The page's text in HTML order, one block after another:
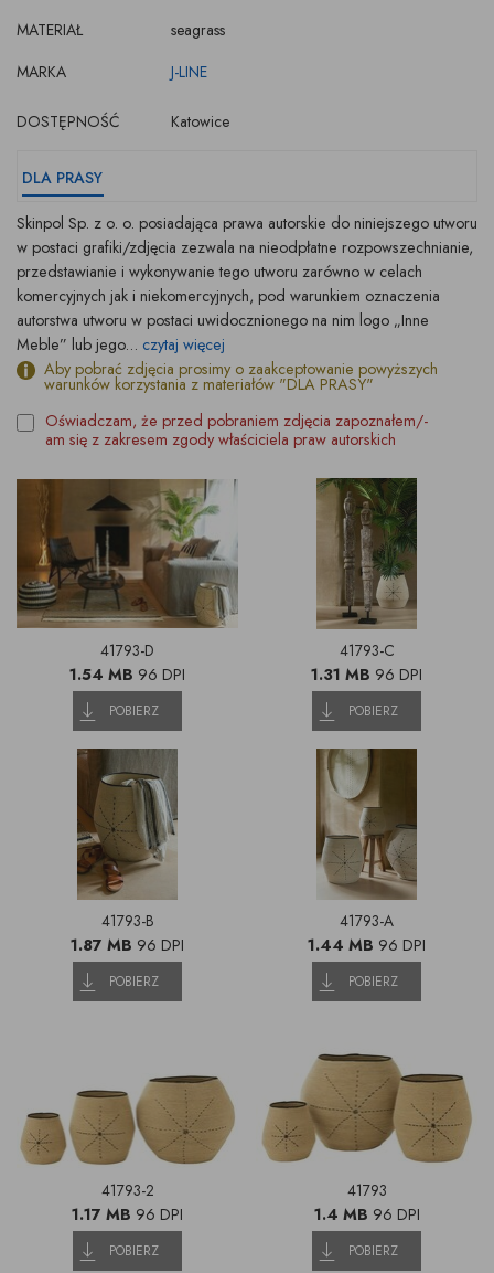
MATERIAŁ
seagrass
MARKA
J-LINE
DOSTĘPNOŚĆ Katowice
DLA PRASY
Skinpol Sp. z o. o. posiadająca prawa autorskie do niniejszego utworu
w postaci grafiki/zdjęcia zezwala na nieodpłatne rozpowszechnianie,
przedstawianie i wykonywanie tego utworu zarówno w celach
komercyjnych jak i niekomercyjnych, pod warunkiem oznaczenia
autorstwa utworu w postaci uwidocznionego na nim logo „Inne
Meble” lub jego... czytaj więcej
Aby pobrać zdjęcia prosimy o zaakceptowanie powyższych
warunków korzystania z materiałów "DLA PRASY"
Oświadczam, że przed pobraniem zdjęcia zapoznałem/-
am się z zakresem zgody właściciela praw autorskich
41793-D
1.54 MB 96 DPI
POBIERZ
41793-C
1.31 MB 96 DPI
POBIERZ
41793-B
1.87 MB 96 DPI
POBIERZ
41793-A
1.44 MB 96 DPI
POBIERZ
41793-2
1.17 MB 96 DPI
POBIERZ
41793
1.4 MB 96 DPI
POBIERZ